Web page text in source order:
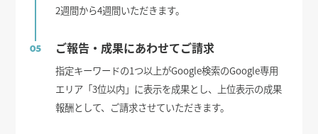
2週間から4週間いただきます。
05 ご報告・成果にあわせてご請求
指定キーワードの1つ以上がGoogle検索のGoogle専用
エリア「3位以内」に表示を成果とし、上位表示の成果
報酬として、ご請求させていただきます。